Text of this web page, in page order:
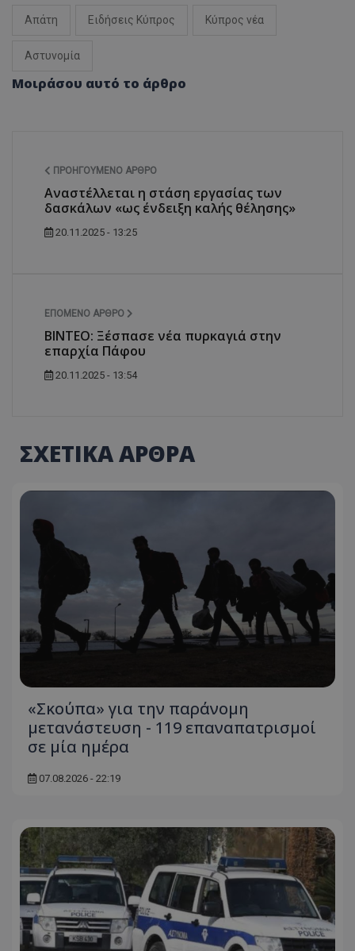
Απάτη Ειδήσεις Κύπρος Κύπρος νέα
Αστυνομία
Μοιράσου αυτό το άρθρο
ΠΡΟΗΓΟΎΜΕΝΟ ΆΡΘΡΟ
Αναστέλλεται η στάση εργασίας των
δασκάλων «ως ένδειξη καλής θέλησης»
20.11.2025 - 13:25
ΕΠΌΜΕΝΟ ΆΡΘΡΟ
ΒΙΝΤΕΟ: Ξέσπασε νέα πυρκαγιά στην
επαρχία Πάφου
20.11.2025 - 13:54
ΣΧΕΤΙΚΑ ΑΡΘΡΑ
«Σκούπα» για την παράνομη
μετανάστευση - 119 επαναπατρισμοί
σε μία ημέρα
07.08.2026 - 22:19